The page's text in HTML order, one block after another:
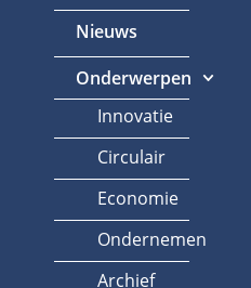
Nieuws
Onderwerpen
Innovatie
Circulair
Economie
Ondernemen
Archief